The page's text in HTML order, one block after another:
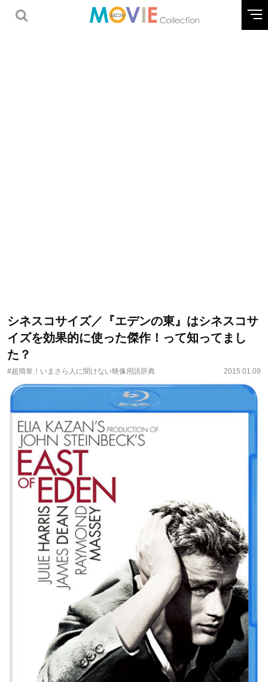
シネスコサイズ／『エデンの東』はシネスコサ
イズを効果的に使った傑作！って知ってまし
た？
#超簡単！いまさら人に聞けない映像用語辞典 2015.01.09